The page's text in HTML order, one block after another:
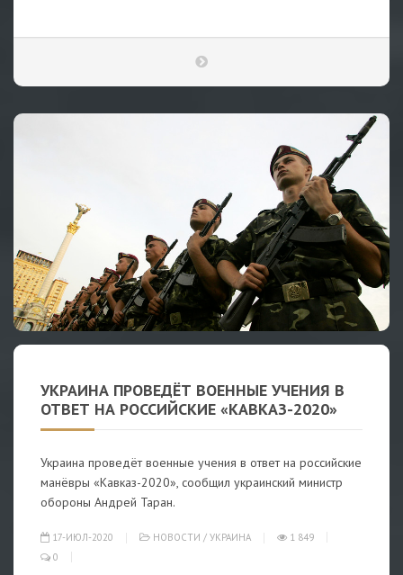
УКРАИНА ПРОВЕДЁТ ВОЕННЫЕ УЧЕНИЯ В
ОТВЕТ НА РОССИЙСКИЕ «КАВКАЗ-2020»
Украина проведёт военные учения в ответ на российские
манёвры «Кавказ-2020», сообщил украинский министр
обороны Андрей Таран.
17-ИЮЛ-2020 НОВОСТИ / УКРАИНА
1 849
0